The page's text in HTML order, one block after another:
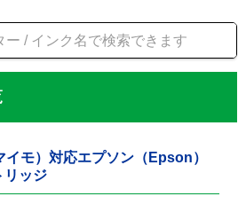
イモ）対応エプソン（Epson）
リッジ